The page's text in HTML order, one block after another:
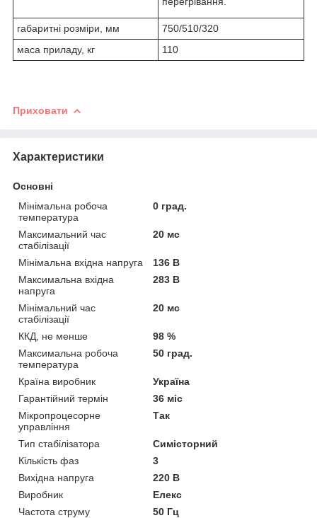
габаритні розміри, мм
750/510/320
маса приладу, кг
110
Приховати
Характеристики
Основні
Мінімальна робоча
температура
0 град.
Максимальний час
стабілізації
20 мс
Мінімальна вхідна напруга
136 В
Максимальна вхідна
напруга
283 В
Мінімальний час
стабілізації
20 мс
ККД, не менше
98 %
Максимальна робоча
температура
50 град.
Країна виробник
Україна
Гарантійний термін
36 міс
Мікропроцесорне
управління
Так
Тип стабілізатора
Симісторний
Кількість фаз
3
Вихідна напруга
220 В
Виробник
Елекс
Частота струму
50 Гц